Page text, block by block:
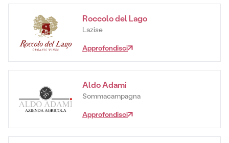
Roccolo del Lago
Lazise
Approfondisci
Aldo Adami
Sommacampagna
Approfondisci